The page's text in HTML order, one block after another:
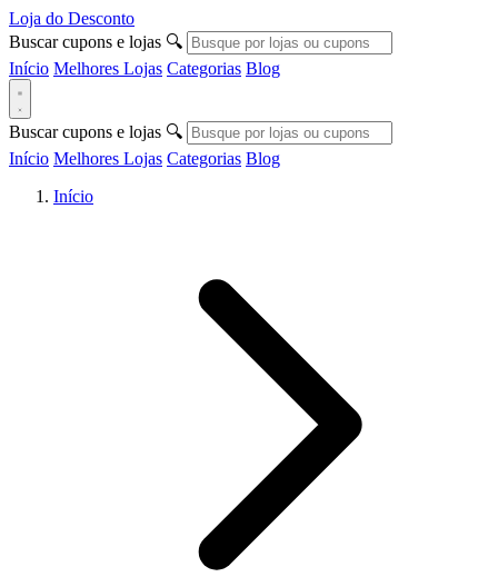
Loja do Desconto
Buscar cupons e lojas 🔍
Início Melhores Lojas Categorias Blog
Buscar cupons e lojas 🔍
Início Melhores Lojas Categorias Blog
Início